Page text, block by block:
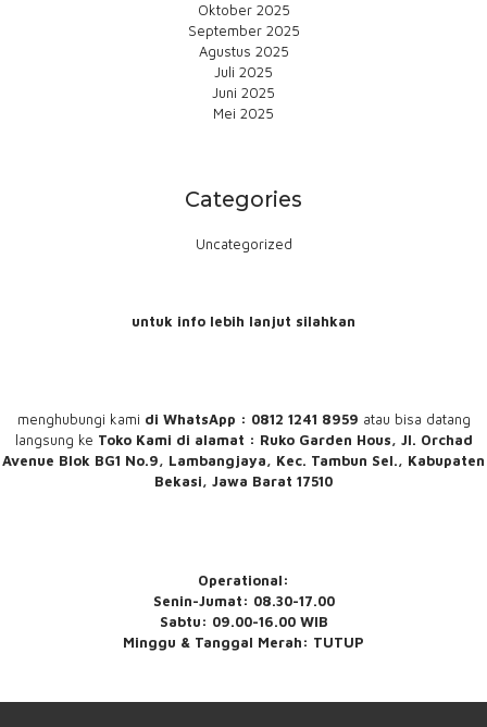
Oktober 2025
September 2025
Agustus 2025
Juli 2025
Juni 2025
Mei 2025
Categories
Uncategorized
untuk info lebih lanjut silahkan
menghubungi kami di WhatsApp : 0812 1241 8959 atau bisa datang
langsung ke Toko Kami di alamat : Ruko Garden Hous, Jl. Orchad
Avenue Blok BG1 No.9, Lambangjaya, Kec. Tambun Sel., Kabupaten
Bekasi, Jawa Barat 17510
Operational:
Senin-Jumat: 08.30-17.00
Sabtu: 09.00-16.00 WIB
Minggu & Tanggal Merah: TUTUP